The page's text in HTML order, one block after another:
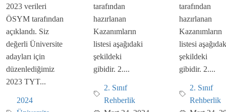
2023 verileri
ÖSYM tarafından
açıklandı. Siz
değerli Üniversite
adayları için
düzenlediğimiz
2023 TYT...
2024
tarafından
hazırlanan
Kazanımların
listesi aşağıdaki
şekildeki
gibidir. 2....
2. Sınıf
Rehberlik
tarafından
hazırlanan
Kazanımların
listesi
şekildeki
gibidir. 2....
2. Sınıf
Rehberlik